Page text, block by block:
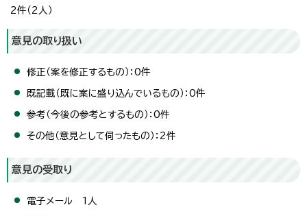
2件（2人）
意見の取り扱い
修正（案を修正するもの）：0件
既記載（既に案に盛り込んでいるもの）：0件
参考（今後の参考とするもの）：0件
その他（意見として伺ったもの）：2件
意見の受取り
電子メール 1人